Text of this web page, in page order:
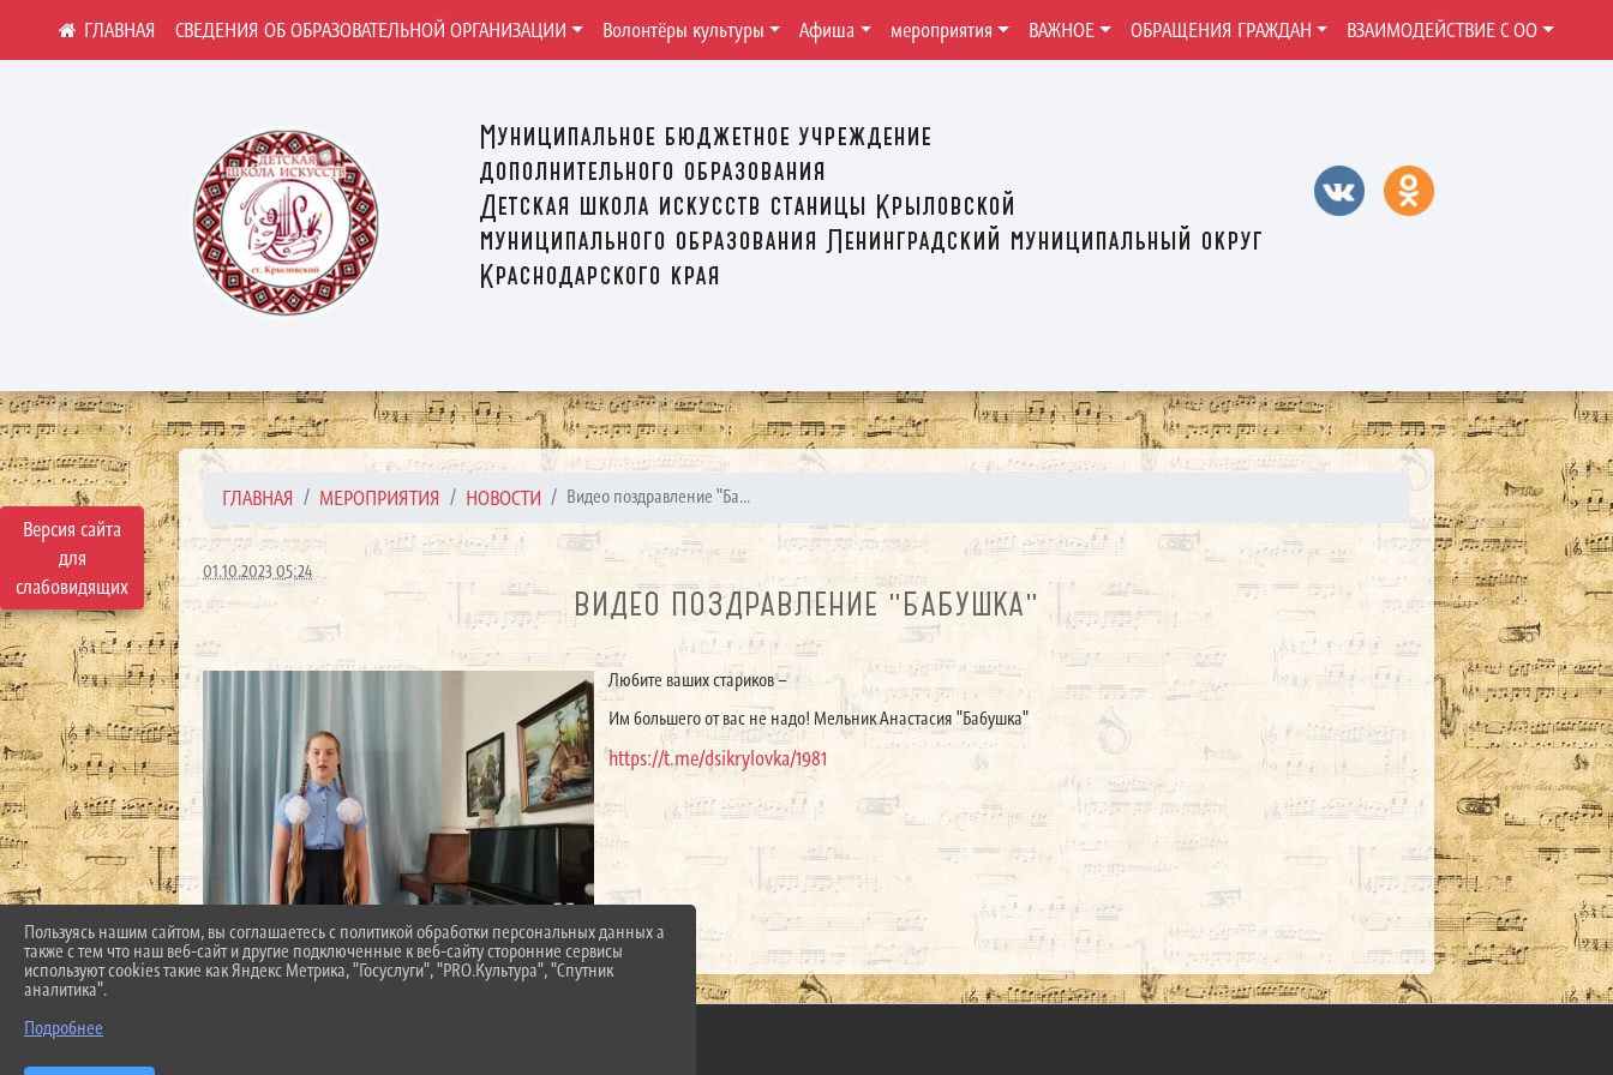
Версия сайта
для
слабовидящих
Муниципальное бюджетное учреждение
дополнительного образования
Детская школа искусств станицы Крыловской
муниципального образования Ленинградский муниципальный округ
Краснодарского края
СВЕДЕНИЯ ОБ ОБРАЗОВАТЕЛЬНОЙ ОРГАНИЗАЦИИ Волонтёры культуры Афиша мероприятия ВАЖНОЕ ОБРАЩЕНИЯ ГРАЖДАН ВЗАИМОДЕЙСТВИЕ С ОО
ГЛАВНАЯ МЕРОПРИЯТИЯ НОВОСТИ Видео поздравление "Ба...
01.10.2023 05:24
ВИДЕО ПОЗДРАВЛЕНИЕ "БАБУШКА"
Любите ваших стариков –
Им большего от вас не надо! Мельник Анастасия "Бабушка"
https://t.me/dsikrylovka/1981
Пользуясь нашим сайтом, вы соглашаетесь с политикой обработки персональных данных а
также с тем что наш веб-сайт и другие подключенные к веб-сайту сторонние сервисы
используют cookies такие как Яндекс Метрика, "Госуслуги", "PRO.Культура", "Спутник
аналитика".
Подробнее